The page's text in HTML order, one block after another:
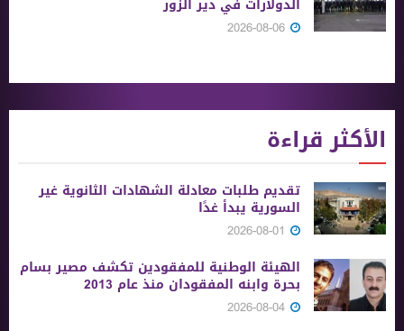
الدولارات في دير الزور
الأكثر قراءة
تقديم طلبات معادلة الشهادات الثانوية ‏غير
السورية يبدأ غدًا
الهيئة الوطنية للمفقودين تكشف مصير بسام
بحرة وابنه المفقودان منذ عام 2013